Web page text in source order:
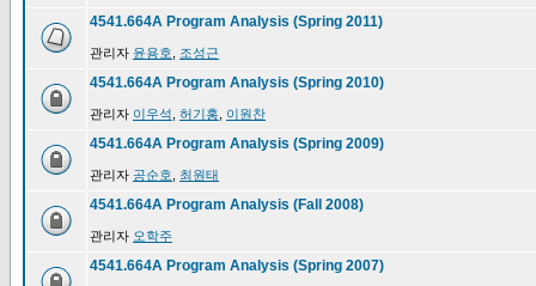
4541.664A Program Analysis (Spring 2011)
관리자 윤용호 조성근
4541.664A Program Analysis (Spring 2010)
관리자 이우석 허기홍 이원찬
4541.664A Program Analysis (Spring 2009)
관리자 공순호 최원태
4541.664A Program Analysis (Fall 2008)
관리자 오학주
4541.664A Program Analysis (Spring 2007)